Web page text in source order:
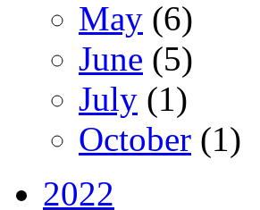
May (6)
June (5)
July (1)
October (1)
2022